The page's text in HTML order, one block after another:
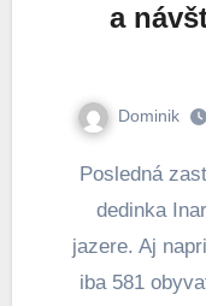
a
Dominik
Posledná
dedinka
jazere. Aj
iba 581